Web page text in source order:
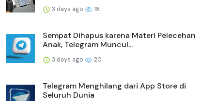
3 days ago 18
Sempat Dihapus karena Materi Pelecehan
Anak, Telegram Muncul...
3 days ago 20
Telegram Menghilang dari App Store di
Seluruh Dunia